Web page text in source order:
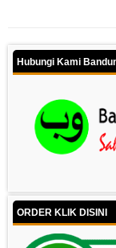
Hubungi Kami
ORDER KLIK DISINI